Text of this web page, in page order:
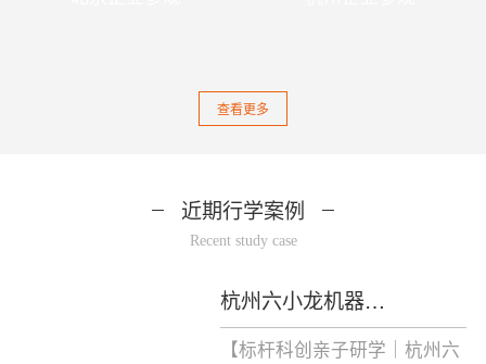
查看更多
近期行学案例
Recent study case
杭州六小龙机器…
【标杆科创亲子研学｜杭州六